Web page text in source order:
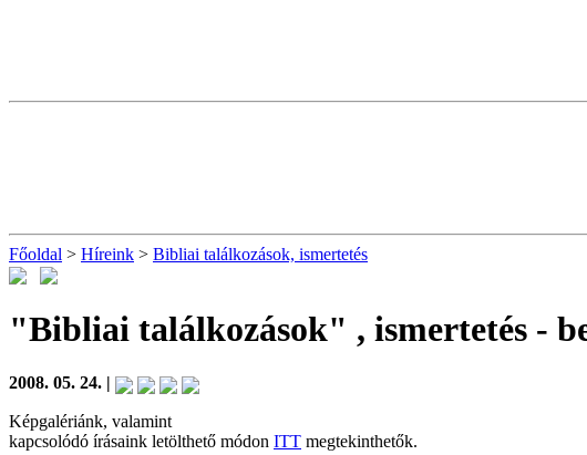
Főoldal > Híreink > Bibliai találkozások, ismertetés
"Bibliai találkozások" , ismertetés -
2008. 05. 24. |
Képgalériánk, valamint
kapcsolódó írásaink letölthető módon ITT megtekinthetők.